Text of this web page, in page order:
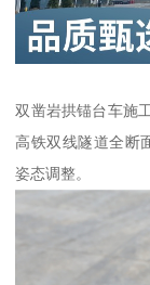
双凿岩拱锚台车施
高铁双线隧道全断
姿态调整。